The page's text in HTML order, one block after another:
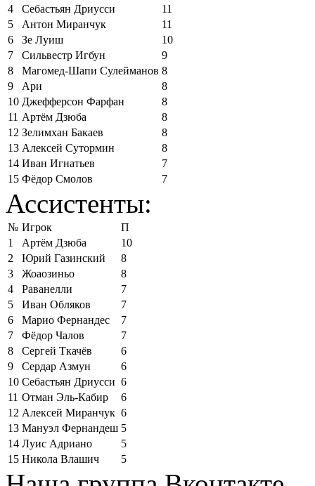
4
Себастьян Дриусси
11
5
Антон Миранчук
11
6
Зе Луиш
10
7
Сильвестр Игбун
9
8
Магомед-Шапи Сулейманов 8
9
Ари
8
10 Джефферсон Фарфан
8
11 Артём Дзюба
8
12 Зелимхан Бакаев
8
13 Алексей Сутормин
8
14 Иван Игнатьев
7
15 Фёдор Смолов 7
Ассистенты:
№ Игрок
П
1
Артём Дзюба
10
2
Юрий Газинский
8
3
Жоаозиньо
8
4
Раванелли
7
5
Иван Обляков
7
6
Марио Фернандес
7
7
Фёдор Чалов
7
8
Сергей Ткачёв
6
9
Сердар Азмун
6
10 Себастьян Дриусси 6
11 Отман Эль-Кабир
6
12 Алексей Миранчук 6
13 Мануэл Фернандеш 5
14 Луис Адриано
5
15 Никола Влашич 5